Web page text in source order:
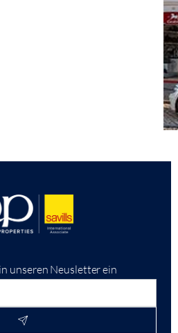
unseren Neusletter ein